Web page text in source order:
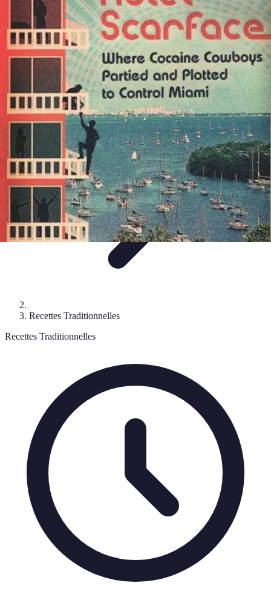
Cuisine Bretonne
Recettes et PâtisseriesRecettes et TraditionsRecettesRecettes
TraditionnellesAccords Mets et Vins
Cuisine Bretonne
Recettes Traditionnelles
Recettes Traditionnelles